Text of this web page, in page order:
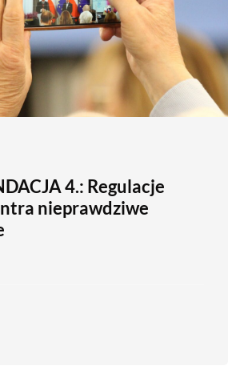
4.: Regulacje
nieprawdziwe